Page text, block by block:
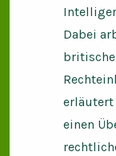
Dabei
erläutert
einen